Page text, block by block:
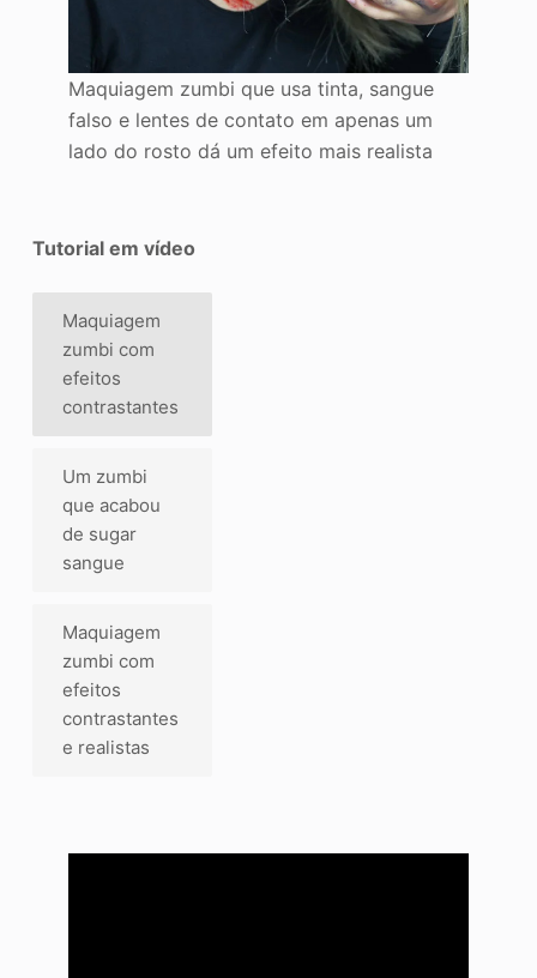
Maquiagem zumbi que usa tinta, sangue
falso e lentes de contato em apenas um
lado do rosto dá um efeito mais realista
Tutorial em vídeo
Maquiagem
zumbi com
efeitos
contrastantes
Um zumbi
que acabou
de sugar
sangue
Maquiagem
zumbi com
efeitos
contrastantes
e realistas